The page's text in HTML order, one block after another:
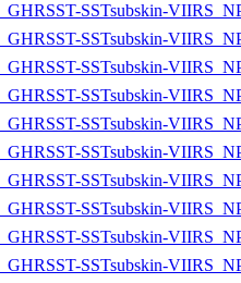
SSTsubskin-
SSTsubskin-
SSTsubskin-
SSTsubskin-
SSTsubskin-
SSTsubskin-
SSTsubskin-
SSTsubskin-
SSTsubskin-
SSTsubskin-